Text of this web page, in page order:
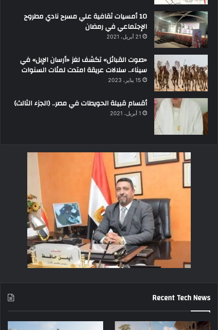
10 أمسيات ثقافية علي مسرح نادي مطروح
الإجتماعي في رمضان
21 أبريل، 2021
«صوت القبائل» تكشف لغز «أرسان الإبل» في
سيناء.. سلالات عريقة امتدت لمئات السنوات
15 يناير، 2023
أقسام قبيلة الحويطات في مصر.. (الجزء الثالث)
1 أبريل، 2021
Recent Tech News